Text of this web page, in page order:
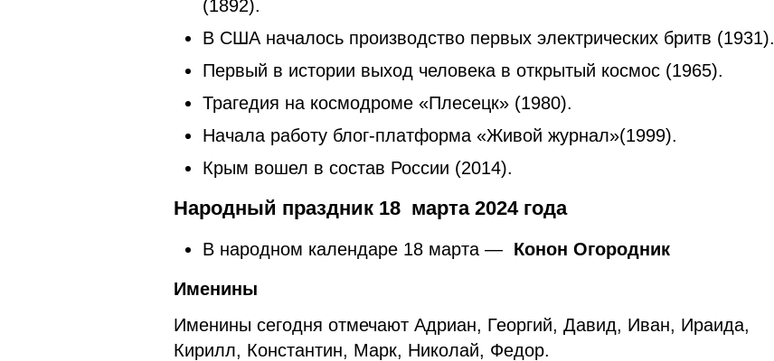
(1892).
В США началось производство первых электрических бритв (1931).
Первый в истории выход человека в открытый космос (1965).
Трагедия на космодроме «Плесецк» (1980).
Начала работу блог-платформа «Живой журнал»(1999).
Крым вошел в состав России (2014).
Народный праздник 18 марта 2024 года
В народном календаре 18 марта — Конон Огородник
Именины
Именины сегодня отмечают Адриан, Георгий, Давид, Иван, Ираида,
Кирилл, Константин, Марк, Николай, Федор.